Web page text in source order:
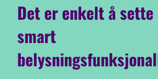
Det er enkelt å sette
smart